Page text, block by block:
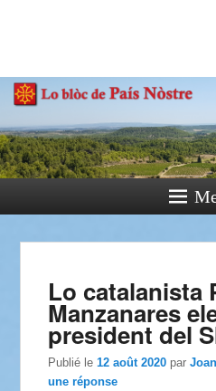
Lo catalanista
Manzanares
president del
Publié le12 août 2020 par
une réponse